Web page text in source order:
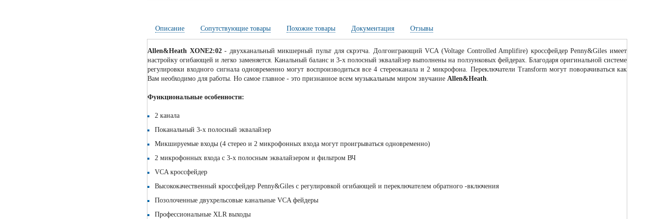
Описание Сопутствующие товары Похожие товары Документация Отзывы
Allen&Heath XONE2:02- двухканальный микшерный пульт для скрэтча. Долгоиграющий VCA (Voltage Controlled Amplifire) кроссфейдер Penny&Giles имеет
настройку огибающей и легко заменяется. Канальный баланс и 3-х полосный эквалайзер выполнены на ползунковых фейдерах. Благодаря оригинальной системе
регулировки входного сигнала одновременно могут воспроизводиться все 4 стереоканала и 2 микрофона. Переключатели Тransform могут поворачиваться как
Вам необходимо для работы. Но самое главное - это признанное всем музыкальным миром звучание Allen&Heath
Функциональные особенности:
2 канала
Поканальный 3-х полосный эквалайзер
Микшируемые входы (4 стерео и 2 микрофонных входа могут проигрываться одновременно)
2 микрофонных входа с 3-х полосным эквалайзером и фильтром ВЧ
VCA кроссфейдер
Высококачественный кроссфейдер Penny&Giles с регулировкой огибающей и переключателем обратного -включения
Позолоченные двухрельсовые канальные VCA фейдеры
Профессиональные XLR выходы